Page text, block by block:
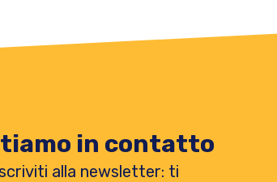
in contatto
alla newsletter: ti